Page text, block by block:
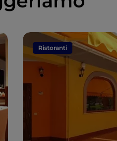
Ristoranti